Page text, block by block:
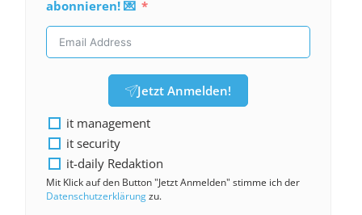
abonnieren! 💌
Jetzt Anmelden!
it management
it security
it-daily Redaktion
Mit Klick auf den Button "Jetzt Anmelden" stimme ich der
Datenschutzerklärungzu.